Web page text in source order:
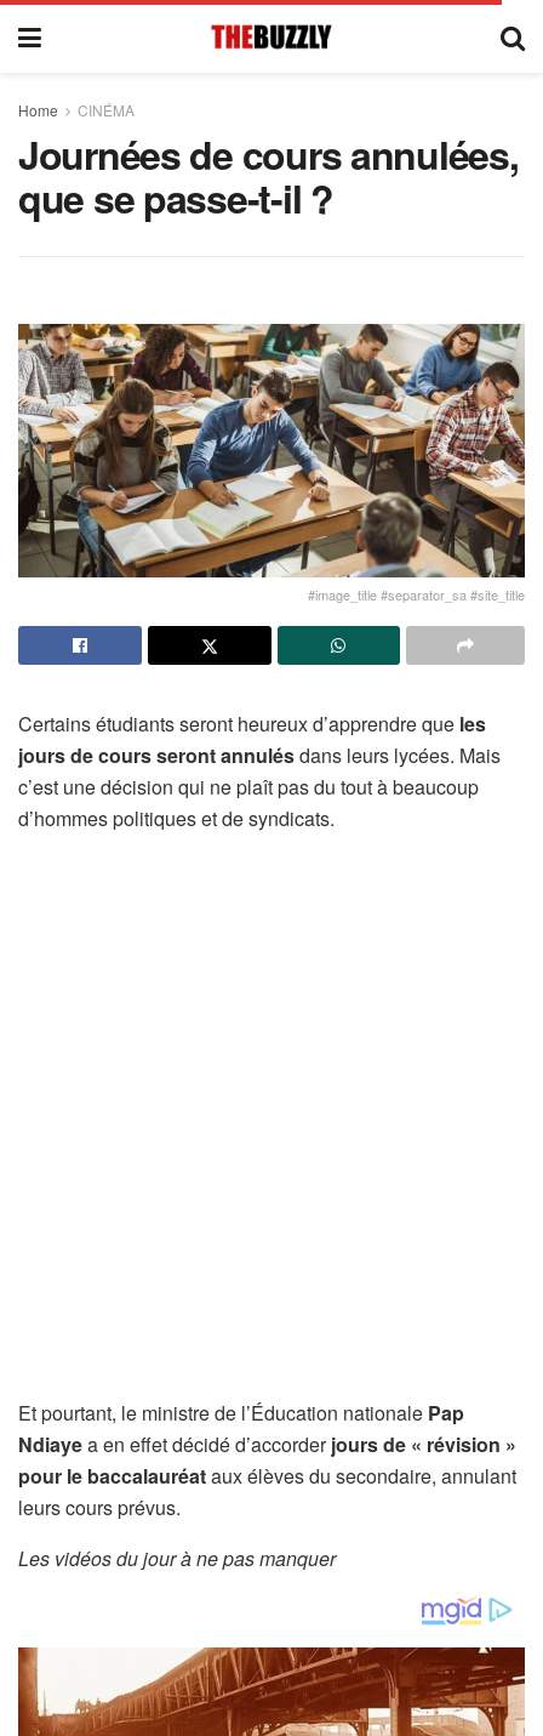
Home CINÉMA
Journées de cours annulées,
que se passe-t-il ?
#image_title #separator_sa #site_title
Certains étudiants seront heureux d’apprendre que les
jours de cours seront annulésdans leurs lycées. Mais
c’est une décision qui ne plaît pas du tout à beaucoup
d’hommes politiques et de syndicats.
Et pourtant, le ministre de l’Éducation nationale Pap
Ndiayea en effet décidé d’accorderjours de « révision »
pour le baccalauréataux élèves du secondaire, annulant
leurs cours prévus.
Les vidéos du jour à ne pas manquer